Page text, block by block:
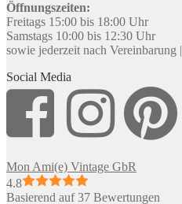
Öffnungszeiten:
Freitags 15:00 bis 18:00 Uhr
Samstags 10:00 bis 12:30 Uhr
sowie jederzeit nach Vereinbarung |
Social Media
Mon Ami(e) Vintage GbR
4.8
Basierend auf 37 Bewertungen